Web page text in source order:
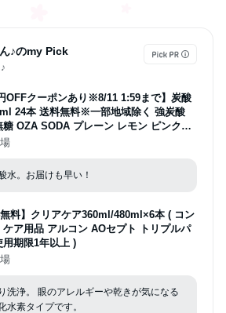
♪のmy Pick
OFFクーポンあり※8/11 1:59まで】炭酸
24本 送料無料※一部地域除く 強炭酸
糖 OZA SODA プレーン レモン ピンクグ
ルーツ ライム ラベルレス 割り材 箱買い
SODA
水。お届けも早い！
無料】クリアケア360ml/480ml×6本 ( コン
ケア用品 アルコン AOセプト トリプルパ
用期限1年以上 )
洗浄。 眼のアレルギーや乾きが気になる
水素タイプです。